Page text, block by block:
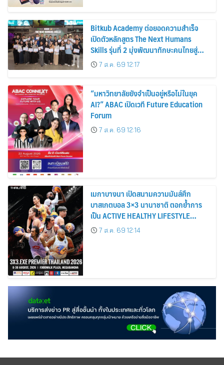
Bitkub Academy ต่อยอดความสำเร็จ
เปิดตัวหลักสูตร The Next Humans
Skills รุ่นที่ 2 มุ่งพัฒนาทักษะคนไทยสู่
การเป็นคนของอนาคต
7 ส.ค. 69 12:17
“มหาวิทยาลัยยังจำเป็นอยู่หรือไม่ในยุค
AI?” ABAC เปิดเวที Future Education
Forum
7 ส.ค. 69 12:16
เมกาบางนา เปิดสนามความมันส์ศึก
บาสเกตบอล 3×3 นานาชาติ ตอกย้ำการ
เป็น ACTIVE HEALTHY LIFESTYLE
DESTINATION วันที่ 8 – 30 ส.ค. 69 ณ
ฟู้ดวอล์ค พลาซ่า ศูนย์การค้าเมกาบางนา
7 ส.ค. 69 12:14